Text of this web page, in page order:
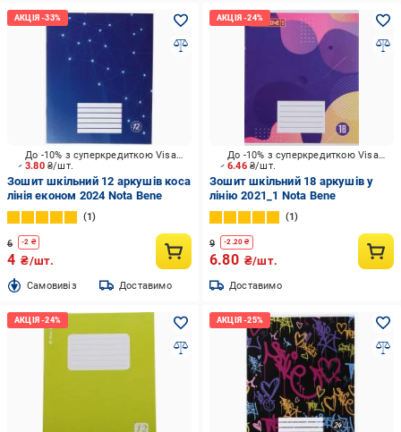
3.80 ₴/шт.
До -10% з суперкредиткою Visa Вигода
Зошит шкільний 12 аркушів коса
лінія економ 2024 Nota Bene
1
6 -2 ₴
4 ₴/шт.
Cамовивіз Доставимо
6.46 ₴/шт.
До -10% з суперкредиткою Visa Вигода
Зошит шкільний 18 аркушів у
лінію 2021_1 Nota Bene
1
9 -2.20 ₴
6.80 ₴/шт.
Доставимо